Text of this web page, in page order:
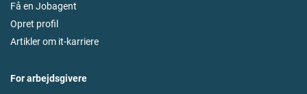
Få en Jobagent
Opret profil
Artikler om it-karriere
For arbejdsgivere